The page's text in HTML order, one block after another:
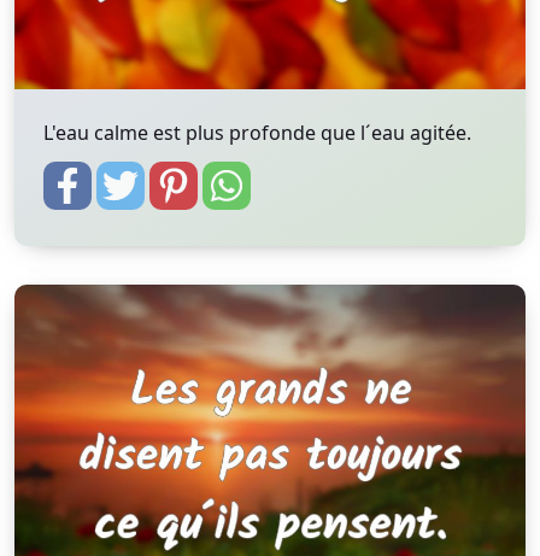
L'eau calme est plus profonde que l´eau agitée.